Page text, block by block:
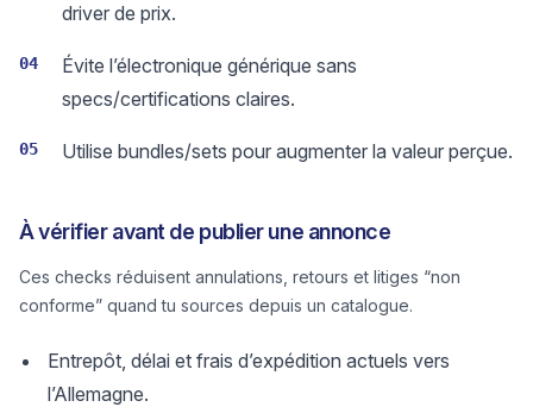
driver de prix.
04
Évite l’électronique générique sans
specs/certifications claires.
05 Utilise bundles/sets pour augmenter la valeur perçue.
À vérifier avant de publier une annonce
Ces checks réduisent annulations, retours et litiges “non
conforme” quand tu sources depuis un catalogue.
Entrepôt, délai et frais d’expédition actuels vers
l’Allemagne.